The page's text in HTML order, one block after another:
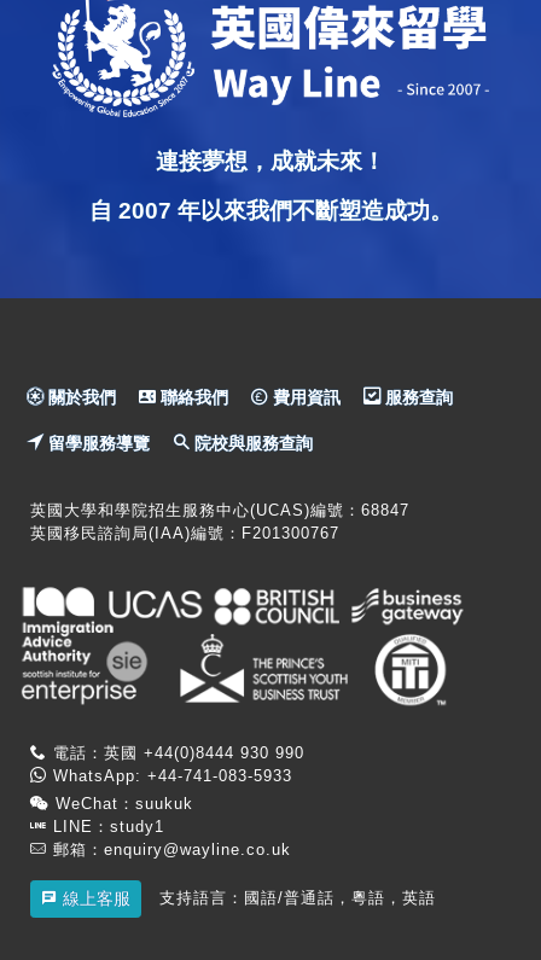
連接夢想，成就未來！
自 2007 年以來我們不斷塑造成功。
關於我們 聯絡我們 費用資訊 服務查詢
留學服務導覽 院校與服務查詢
英國大學和學院招生服務中心(UCAS)編號：68847
英國移民諮詢局(IAA)編號：F201300767
電話：英國 +44(0)8444 930 990
WhatsApp: +44-741-083-5933
WeChat：suukuk
LINE：study1
郵箱： enquiry@wayline.co.uk
線上客服 支持語言：國語/普通話，粵語，英語